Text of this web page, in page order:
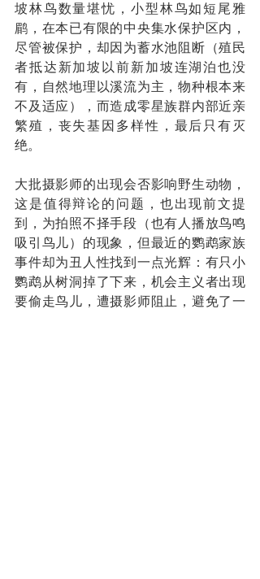
坡林鸟数量堪忧，小型林鸟如短尾雅
鹛，在本已有限的中央集水保护区内，
尽管被保护，却因为蓄水池阻断（殖民
者抵达新加坡以前新加坡连湖泊也没
有，自然地理以溪流为主，物种根本来
不及适应），而造成零星族群内部近亲
繁殖，丧失基因多样性，最后只有灭
绝。
大批摄影师的出现会否影响野生动物，
这是值得辩论的问题，也出现前文提
到，为拍照不择手段（也有人播放鸟鸣
吸引鸟儿）的现象，但最近的鹦鹉家族
事件却为丑人性找到一点光辉：有只小
鹦鹉从树洞掉了下来，机会主义者出现
要偷走鸟儿，遭摄影师阻止，避免了一